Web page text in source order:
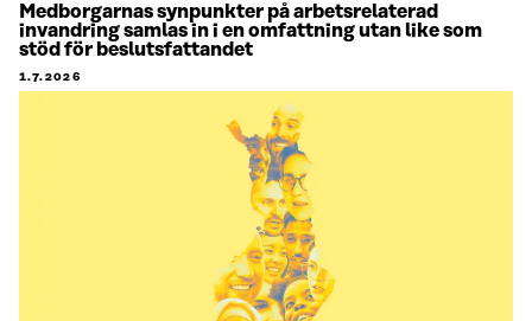
Medborgarnas synpunkter på arbetsrelaterad
invandring samlas in i en omfattning utan like som
stöd för beslutsfattandet
1.7.2026